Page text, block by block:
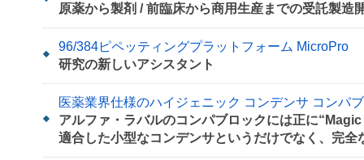
原薬から製剤 / 前臨床から商用生産までの受託製造
96/384ピペッティングプラットフォーム MicroPro
研究の新しいアシスタント
医薬業界仕様のハイジェニック コンデンサ コンパ
アルファ・ラバルのコンパブロックには正に
適合した小型なコンデンサというだけでなく、完